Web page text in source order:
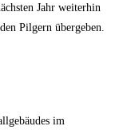
Jahr weiterhin
Pilgern übergeben.
im